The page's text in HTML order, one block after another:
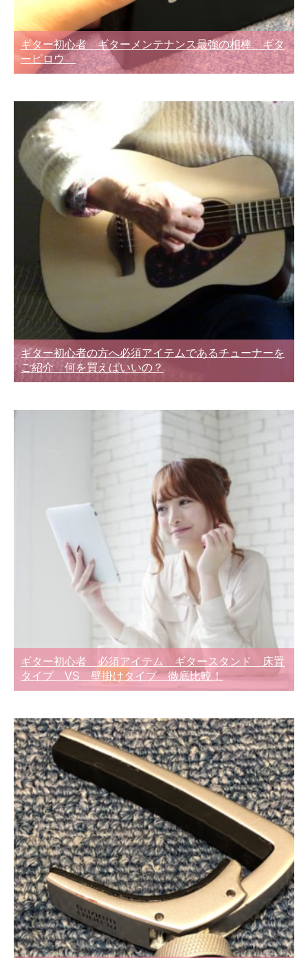
ギター初心者 ギターメンテナンス最強の相棒 ギタ
ーピロウ
ギター初心者の方へ必須アイテムであるチューナーを
ご紹介 何を買えばいいの？
ギター初心者 必須アイテム ギタースタンド 床置
タイプ VS 壁掛けタイプ 徹底比較！